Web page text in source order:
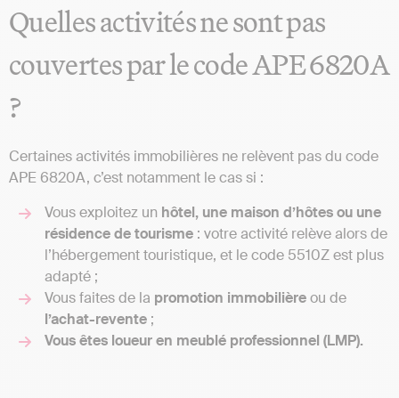
Quelles activités ne sont pas
couvertes par le code APE 6820A
?
Certaines activités immobilières ne relèvent pas du code
APE 6820A, c’est notamment le cas si :
Vous exploitez un hôtel, une maison d’hôtes ou une
résidence de tourisme : votre activité relève alors de
l’hébergement touristique, et le code 5510Z est plus
adapté ;
Vous faites de la promotion immobilièreou de
l’achat-revente ;
Vous êtes loueur en meublé professionnel (LMP).